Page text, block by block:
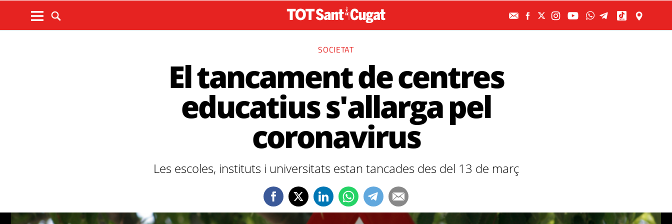
SOCIETAT
El tancament de centres
educatius s'allarga pel
coronavirus
Les escoles, instituts i universitats estan tancades des del 13 de març